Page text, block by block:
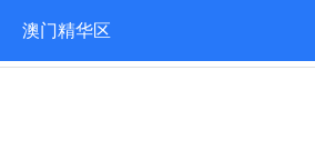
澳门精华区